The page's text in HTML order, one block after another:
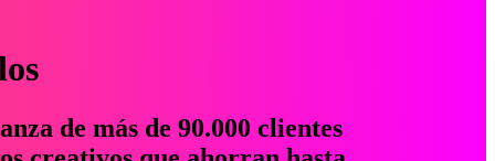
de más de 90.000 clientes